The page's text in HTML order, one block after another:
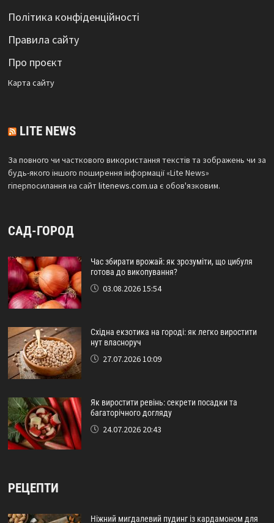
Політика конфіденційності
Правила сайту
Про проєкт
Карта сайтy
LITE NEWS
За повного чи часткового використання текстів та зображень чи за
будь-якого іншого поширення інформації «Lite News»
гіперпосилання на сайтlitenews.com.ua є обов'язковим.
САД-ГОРОД
Час збирати врожай: як зрозуміти, що цибуля
готова до викопування?
03.08.2026 15:54
Східна екзотика на городі: як легко виростити
нут власноруч
27.07.2026 10:09
Як виростити ревінь: секрети посадки та
багаторічного догляду
24.07.2026 20:43
РЕЦЕПТИ
Ніжний мигдалевий пудинг із кардамоном для